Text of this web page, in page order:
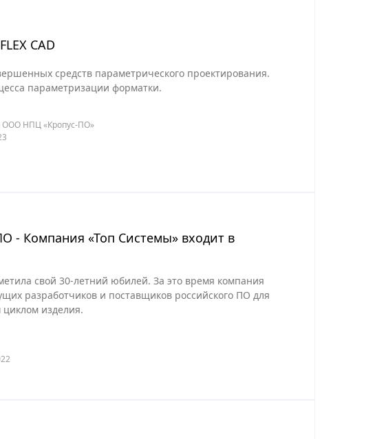
CAD
средств параметрического проектирования.
параметризации форматки.
ООО НПЦ «Кропус-ПО»
- Компания «Топ Системы» входит в
свой 30-летний юбилей. За это время компания
разработчиков и поставщиков российского ПО для
изделия.